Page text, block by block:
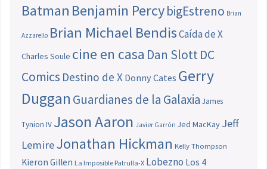
Batman Benjamin PercybigEstreno Brian
Azzarello Brian Michael BendisCaída de X
Charles Soule cine en casa Dan SlottDC
Comics Destino de X Donny Cates Gerry
Duggan Guardianes de la Galaxia James
Tynion IV Jason Aaron Javier Garrón Jed MacKay Jeff
LemireJonathan Hickman Kelly Thompson
Kieron Gillen La Imposible Patrulla-X Lobezno Los 4